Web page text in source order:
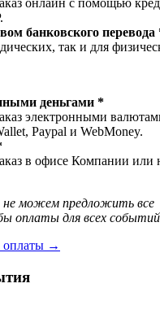
банковского перевода
так и для
деньгами *
электронными
Paypal и WebMoney.
в офисе Компании
можем предложить все
оплаты для всех
оплаты →